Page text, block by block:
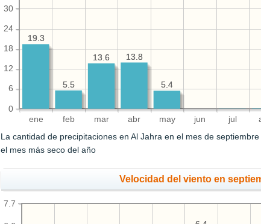
ene feb mar abr may jun jul
0
6
12
18
24
30
5.4
13.8
13.6
5.5
19.3
5.4
13.8
13.6
5.5
19.3
La cantidad de precipitaciones en Al Jahra en el mes de
el mes más seco del año
Velocidad del viento en
7.7